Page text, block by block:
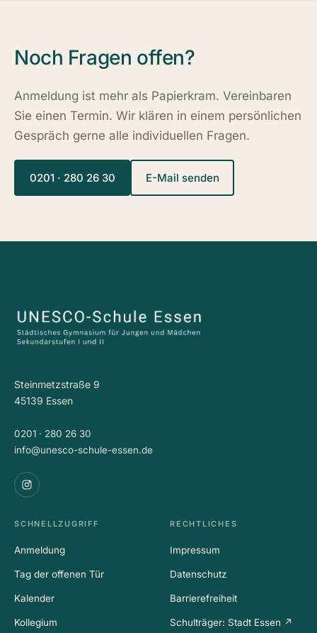
Noch Fragen offen?
Anmeldung ist mehr als Papierkram. Vereinbaren
Sie einen Termin. Wir klären in einem persönlichen
Gespräch gerne alle individuellen Fragen.
0201 · 280 26 30 E-Mail senden
Steinmetzstraße 9
45139 Essen
0201 · 280 26 30
info@unesco-schule-essen.de
SCHNELLZUGRIFF
Anmeldung
Tag der offenen Tür
Kalender
Kollegium
RECHTLICHES
Impressum
Datenschutz
Barrierefreiheit
Schulträger: Stadt Essen ↗